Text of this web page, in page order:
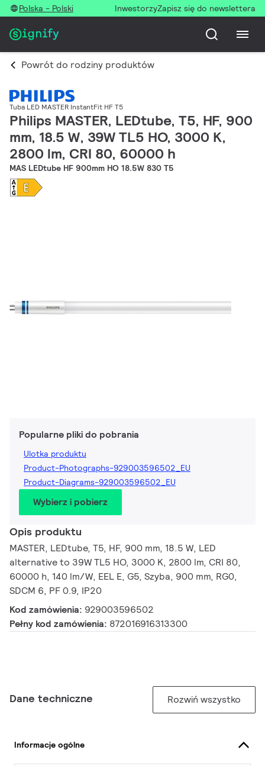
Polska - Polski InwestorzyZapisz się do newslettera
Powrót do rodziny produktów
Tuba LED MASTER InstantFit HF T5
Philips MASTER, LEDtube, T5, HF, 900
mm, 18.5 W, 39W TL5 HO, 3000 K,
2800 lm, CRI 80, 60000 h
MAS LEDtube HF 900mm HO 18.5W 830 T5
Popularne pliki do pobrania
Ulotka produktu
Product-Photographs-929003596502_EU
Product-Diagrams-929003596502_EU
Wybierz i pobierz
Opis produktu
MASTER, LEDtube, T5, HF, 900 mm, 18.5 W, LED
alternative to 39W TL5 HO, 3000 K, 2800 lm, CRI 80,
60000 h, 140 lm/W, EEL E, G5, Szyba, 900 mm, RG0,
SDCM 6, PF 0.9, IP20
Kod zamówienia: 929003596502
Pełny kod zamówienia: 872016916313300
Dane techniczne Rozwiń wszystko
Informacje ogólne